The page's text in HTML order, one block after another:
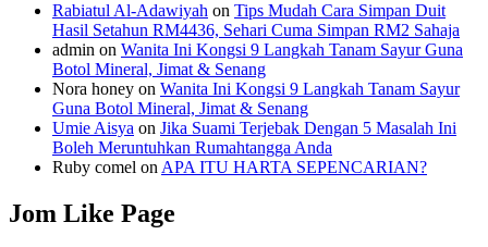
Rabiatul Al-Adawiyah on Tips Mudah Cara Simpan Duit
Hasil Setahun RM4436, Sehari Cuma Simpan RM2 Sahaja
admin on Wanita Ini Kongsi 9 Langkah Tanam Sayur Guna
Botol Mineral, Jimat & Senang
Nora honey on Wanita Ini Kongsi 9 Langkah Tanam Sayur
Guna Botol Mineral, Jimat & Senang
Umie Aisya on Jika Suami Terjebak Dengan 5 Masalah Ini
Boleh Meruntuhkan Rumahtangga Anda
Ruby comel on APA ITU HARTA SEPENCARIAN?
Jom Like Page